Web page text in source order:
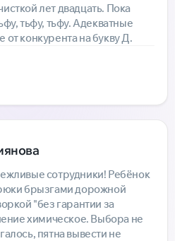
лет двадцать. Пока
тьфу, тьфу. Адекватные
конкурента на букву Д.
сотрудники! Ребëнок
брызгами дорожной
"без гарантии за
химическое. Выбора не
пятна вывести не